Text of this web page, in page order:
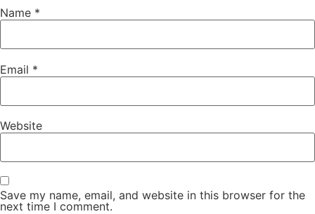
Name *
Email *
Website
Save my name, email, and website in this browser for the
next time I comment.